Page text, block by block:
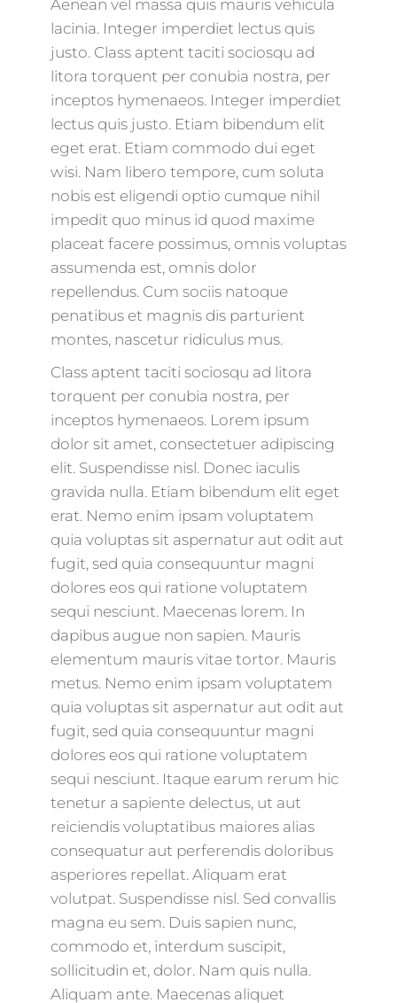
Aenean vel massa quis mauris vehicula
lacinia. Integer imperdiet lectus quis
justo. Class aptent taciti sociosqu ad
litora torquent per conubia nostra, per
inceptos hymenaeos. Integer imperdiet
lectus quis justo. Etiam bibendum elit
eget erat. Etiam commodo dui eget
wisi. Nam libero tempore, cum soluta
nobis est eligendi optio cumque nihil
impedit quo minus id quod maxime
placeat facere possimus, omnis voluptas
assumenda est, omnis dolor
repellendus. Cum sociis natoque
penatibus et magnis dis parturient
montes, nascetur ridiculus mus.
Class aptent taciti sociosqu ad litora
torquent per conubia nostra, per
inceptos hymenaeos. Lorem ipsum
dolor sit amet, consectetuer adipiscing
elit. Suspendisse nisl. Donec iaculis
gravida nulla. Etiam bibendum elit eget
erat. Nemo enim ipsam voluptatem
quia voluptas sit aspernatur aut odit aut
fugit, sed quia consequuntur magni
dolores eos qui ratione voluptatem
sequi nesciunt. Maecenas lorem. In
dapibus augue non sapien. Mauris
elementum mauris vitae tortor. Mauris
metus. Nemo enim ipsam voluptatem
quia voluptas sit aspernatur aut odit aut
fugit, sed quia consequuntur magni
dolores eos qui ratione voluptatem
sequi nesciunt. Itaque earum rerum hic
tenetur a sapiente delectus, ut aut
reiciendis voluptatibus maiores alias
consequatur aut perferendis doloribus
asperiores repellat. Aliquam erat
volutpat. Suspendisse nisl. Sed convallis
magna eu sem. Duis sapien nunc,
commodo et, interdum suscipit,
sollicitudin et, dolor. Nam quis nulla.
Aliquam ante. Maecenas aliquet